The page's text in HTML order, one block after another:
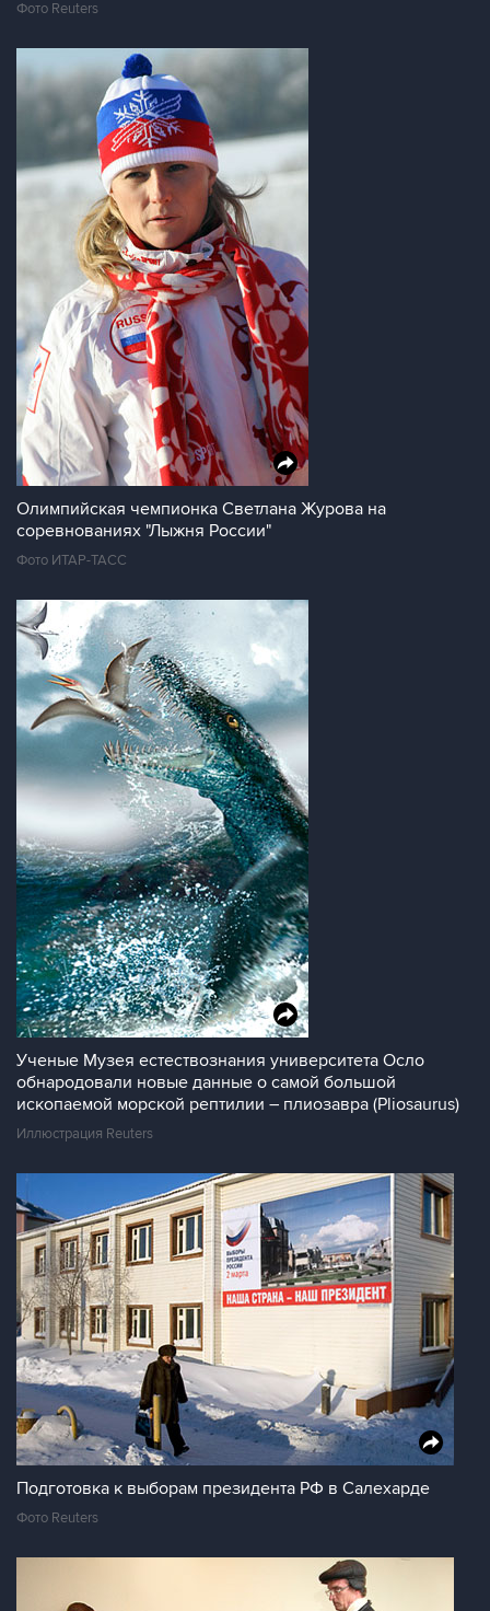
Фото Reuters
Олимпийская чемпионка Светлана Журова на
соревнованиях "Лыжня России"
Фото ИТАР-ТАСС
Ученые Музея естествознания университета Осло
обнародовали новые данные о самой большой
ископаемой морской рептилии – плиозавра (Pliosaurus)
Иллюстрация Reuters
Подготовка к выборам президента РФ в Салехарде
Фото Reuters